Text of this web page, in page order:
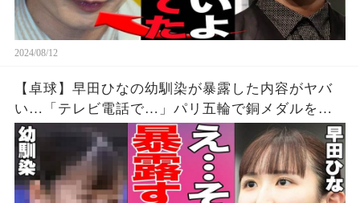
2024/08/12
【卓球】早田ひなの幼馴染が暴露した内容がヤバ
い…「テレビ電話で…」パリ五輪で銅メダルを獲
得した早田選手の幼少期からの親友が明かす衝撃
の事実に驚きを隠せない…【パリオリンピック/女
子シングルス】